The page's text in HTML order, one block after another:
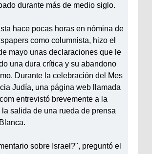
durante más de medio siglo.
hace pocas horas en nómina de
como columnista, hizo el
mayo unas declaraciones que le
una dura crítica y su abandono
Durante la celebración del Mes
Judía, una página web llamada
entrevistó brevemente a la
salida de una rueda de prensa
sobre Israel?", preguntó el